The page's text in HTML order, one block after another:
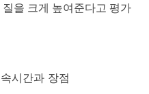
질을 크게 높여준다고 평가
시간과 장점